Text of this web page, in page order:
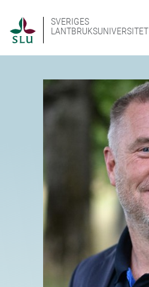
SVERIGES
LANTBRUKSUNIVERSITET